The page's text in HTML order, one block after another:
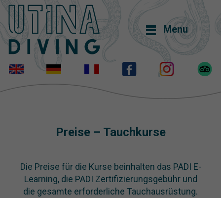
Menu
Preise – Tauchkurse
Die Preise für die Kurse beinhalten das PADI E-
Learning, die PADI Zertifizierungsgebühr und
die gesamte erforderliche Tauchausrüstung.